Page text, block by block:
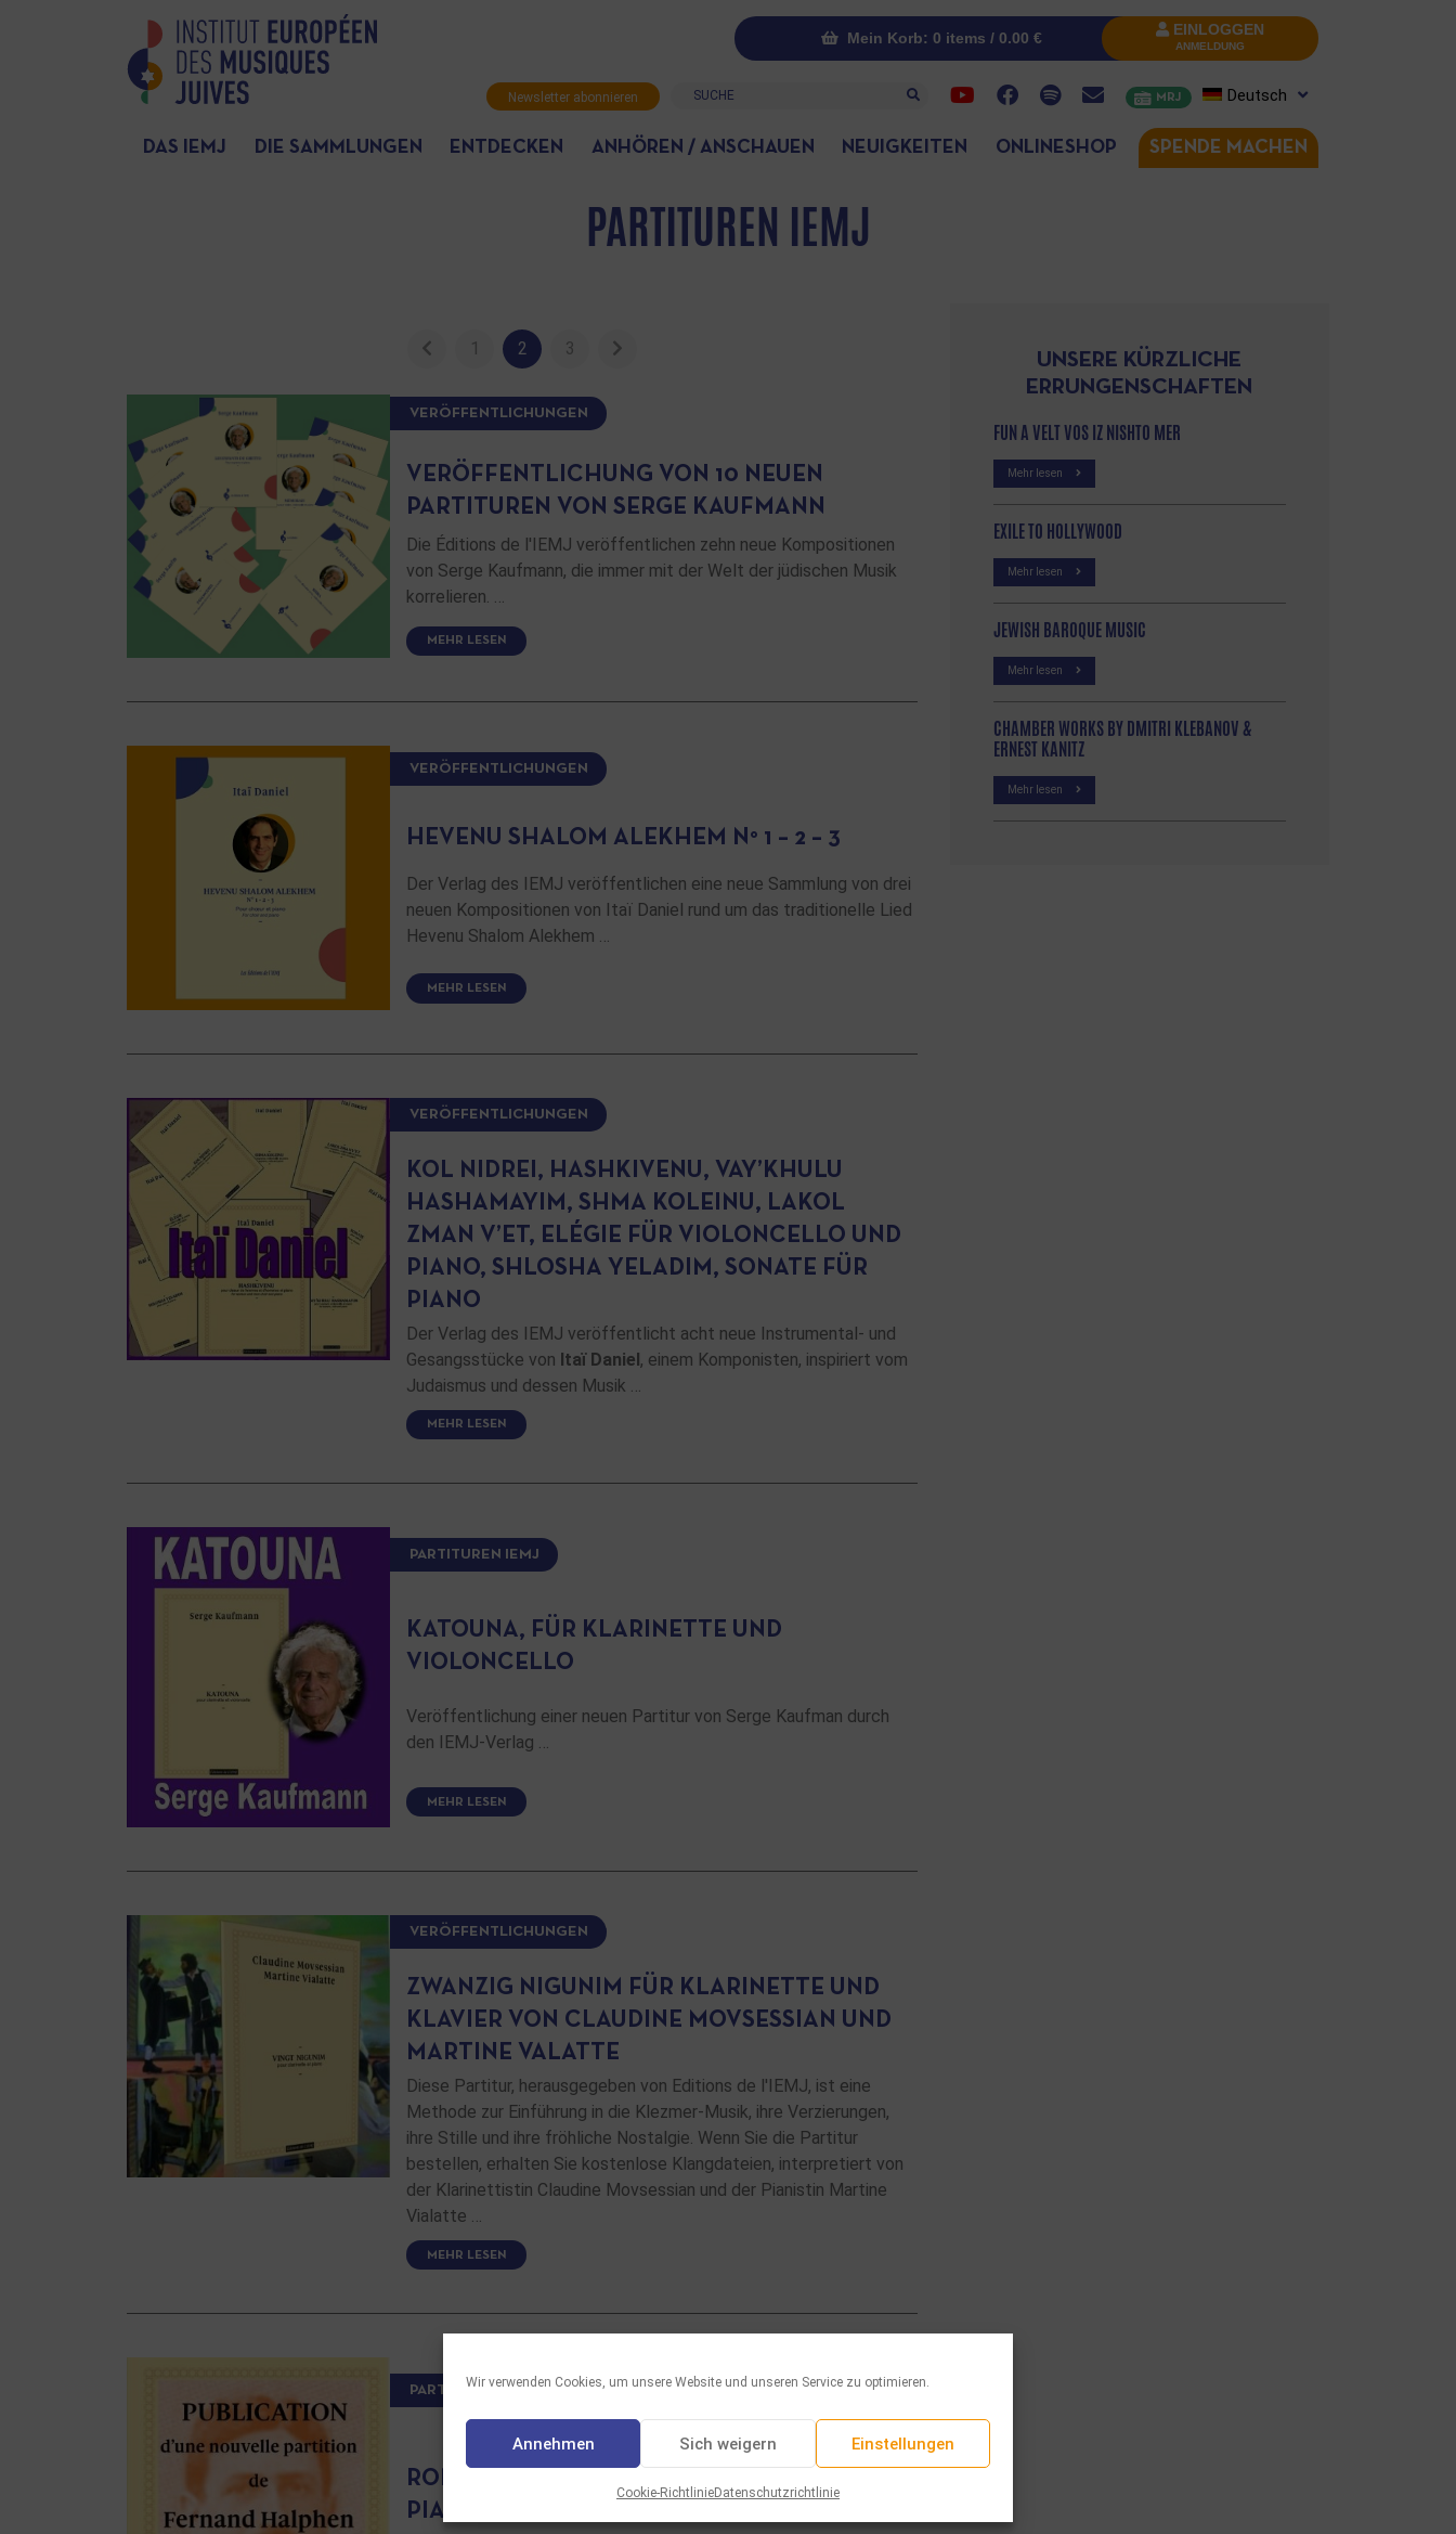
Wir verwenden Cookies, um unsere Website und unseren Service zu optimieren.
Annehmen Sich weigern Einstellungen
Cookie-RichtlinieDatenschutzrichtlinie
Mein Korb: 0 items / 0.00 € EINLOGGEN
ANMELDUNG
Newsletter abonnieren Suche MRJ Deutsch
DAS IEMJ DIE SAMMLUNGEN ENTDECKEN ANHÖREN / ANSCHAUEN NEUIGKEITEN ONLINESHOP SPENDE MACHEN
PARTITUREN IEMJ
1 2 3
VERÖFFENTLICHUNGEN
VERÖFFENTLICHUNG VON 10 NEUEN
PARTITUREN VON SERGE KAUFMANN
Die Éditions de l'IEMJ veröffentlichen zehn neue Kompositionen
von Serge Kaufmann, die immer mit der Welt der jüdischen Musik
korrelieren. …
MEHR LESEN
VERÖFFENTLICHUNGEN
HEVENU SHALOM ALEKHEM N° 1 – 2 – 3
Der Verlag des IEMJ veröffentlichen eine neue Sammlung von drei
neuen Kompositionen von Itaï Daniel rund um das traditionelle Lied
Hevenu Shalom Alekhem …
MEHR LESEN
VERÖFFENTLICHUNGEN
KOL NIDREI, HASHKIVENU, VAY’KHULU
HASHAMAYIM, SHMA KOLEINU, LAKOL
ZMAN V’ET, ELÉGIE FÜR VIOLONCELLO UND
PIANO, SHLOSHA YELADIM, SONATE FÜR
PIANO
Der Verlag des IEMJ veröffentlicht acht neue Instrumental- und
Gesangsstücke von Itaï Daniel, einem Komponisten, inspiriert vom
Judaismus und dessen Musik …
MEHR LESEN
PARTITUREN IEMJ
KATOUNA, FÜR KLARINETTE UND
VIOLONCELLO
Veröffentlichung einer neuen Partitur von Serge Kaufman durch
den IEMJ-Verlag …
MEHR LESEN
VERÖFFENTLICHUNGEN
ZWANZIG NIGUNIM FÜR KLARINETTE UND
KLAVIER VON CLAUDINE MOVSESSIAN UND
MARTINE VALATTE
Diese Partitur, herausgegeben von Editions de l'IEMJ, ist eine
Methode zur Einführung in die Klezmer-Musik, ihre Verzierungen,
ihre Stille und ihre fröhliche Nostalgie. Wenn Sie die Partitur
bestellen, erhalten Sie kostenlose Klangdateien, interpretiert von
der Klarinettistin Claudine Movsessian und der Pianistin Martine
Vialatte …
MEHR LESEN
PARTITUREN IEMJ
ROMANCE IN E-DUR FÜR VIOLONCELLO UND
PIANO
UNSERE KÜRZLICHE
ERRUNGENSCHAFTEN
FUN A VELT VOS IZ NISHTO MER
Mehr lesen
EXILE TO HOLLYWOOD
Mehr lesen
JEWISH BAROQUE MUSIC
Mehr lesen
CHAMBER WORKS BY DMITRI KLEBANOV &
ERNEST KANITZ
Mehr lesen